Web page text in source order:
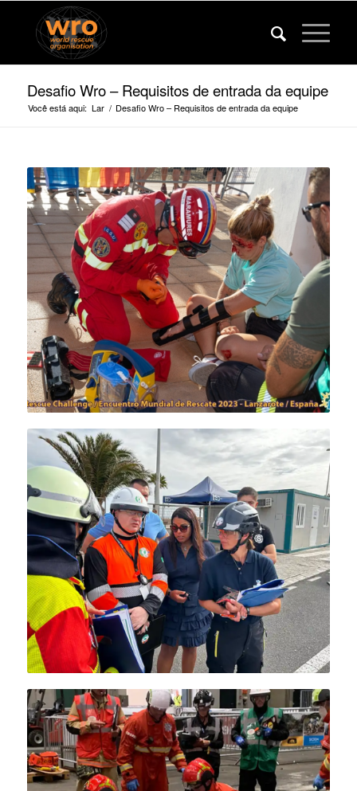
Desafio Wro – Requisitos de entrada da equipe
Você está aqui: Lar / Desafio Wro – Requisitos de entrada da equipe